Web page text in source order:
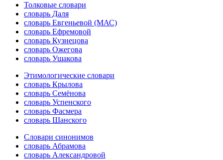
Толковые словари
словарь Даля
словарь Евгеньевой (МАС)
словарь Ефремовой
словарь Кузнецова
словарь Ожегова
словарь Ушакова
Этимологические словари
словарь Крылова
словарь Семёнова
словарь Успенского
словарь Фасмера
словарь Шанского
Словари синонимов
словарь Абрамова
словарь Александровой